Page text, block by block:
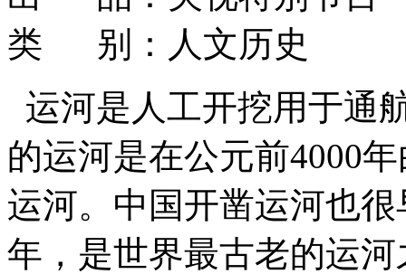
类 别：人文历史
运河是人工开挖用于通
的运河是在公元前4000
运河。中国开凿运河也
年，是世界最古老的运河